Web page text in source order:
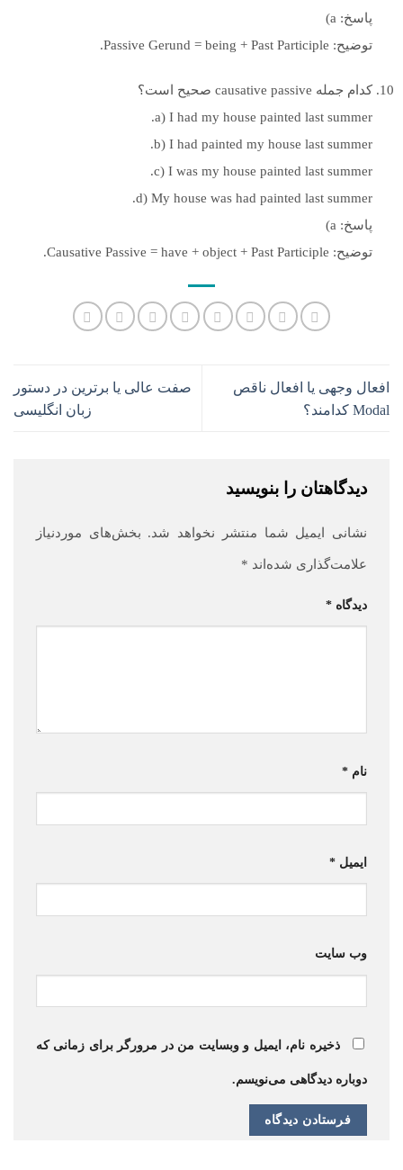
پاسخ: a)
توضیح: Passive Gerund = being + Past Participle.
کدام جمله causative passive صحیح است؟
a) I had my house painted last summer.
b) I had painted my house last summer.
c) I was my house painted last summer.
d) My house was had painted last summer.
پاسخ: a)
توضیح: Causative Passive = have + object + Past Participle.
افعال وجهی یا افعال ناقص
Modal کدامند؟
صفت عالی یا برترین در دستور
زبان انگلیسی
دیدگاهتان را بنویسید
نشانی ایمیل شما منتشر نخواهد شد. بخش‌های موردنیاز
علامت‌گذاری شده‌اند *
دیدگاه *
نام *
ایمیل *
وب‌ سایت
ذخیره نام، ایمیل و وبسایت من در مرورگر برای زمانی که
دوباره دیدگاهی می‌نویسم.